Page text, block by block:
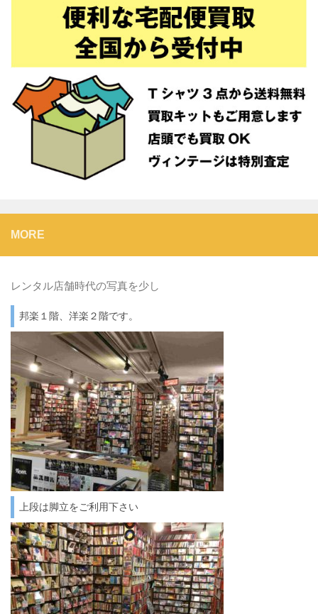
MORE
レンタル店舗時代の写真を少し
邦楽１階、洋楽２階です。
上段は脚立をご利用下さい